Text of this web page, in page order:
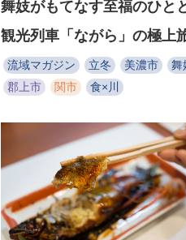
舞妓がもてなす至福のひと
観光列車「ながら」の極上
流域マガジン 立冬 美濃市
舞
郡上市
関市 食×川